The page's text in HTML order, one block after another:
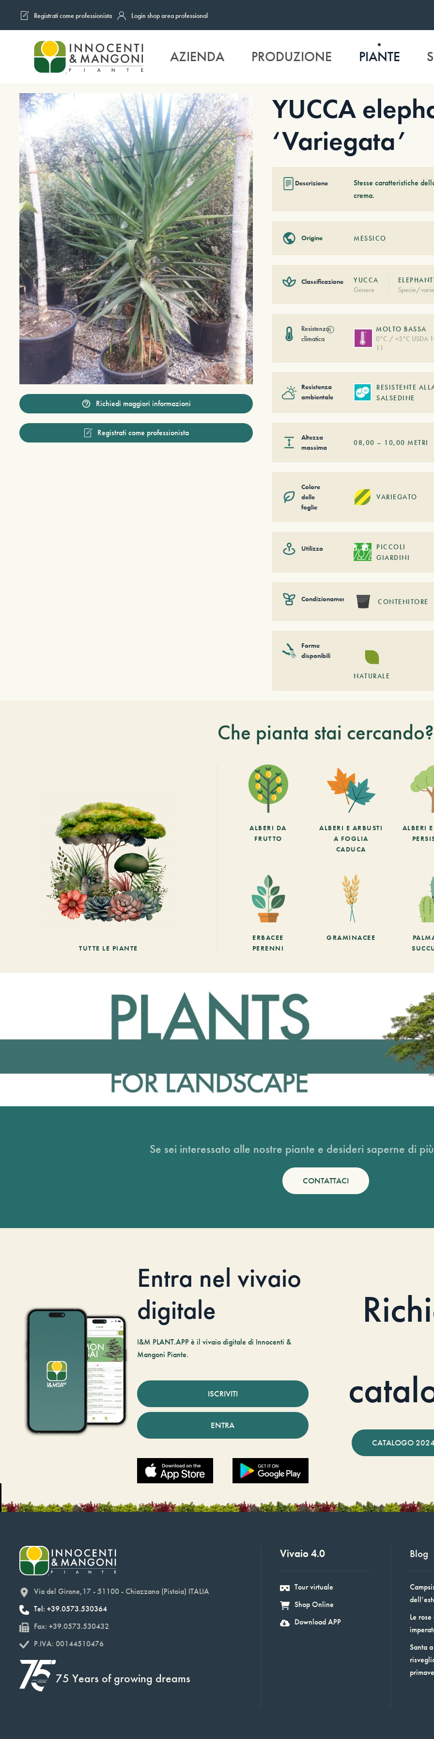
Skip to main content
Registrati come professionista Login shop area professional
AZIENDA PRODUZIONE PIANTE
Richiedi maggiori informazioni
Registrati come professionista
YUCCA
‘Variegata’
Descrizione
Stesse caratteristiche
crema.
Origine MESSICO
Classificazione
YUCCA
Genere
Specie/
Resistenza
climatica
ⓘ
MOLTO BASSA
0°C / +5°C USDA
11
Resistenza
ambientale
RESISTENTE
SALSEDINE
Altezza
massima
08,00 – 10,00 METRI
Colore
delle
foglie
VARIEGATO
Utilizzo
PICCOLI
GIARDINI
Condizionamento CONTENITORE
Forme
disponibili
NATURALE
Che pianta stai cercando?
TUTTE LE PIANTE
ALBERI DA
FRUTTO
ALBERI E ARBUSTI
A FOGLIA
CADUCA
ALBERI
ERBACEE
PERENNI
GRAMINACEE
Se sei interessato alle nostre piante e desideri saperne di
CONTATTACI
Entra nel vivaio
digitale
I&M PLANT.APP è il vivaio digitale di Innocenti &
Mangoni Piante.
ISCRIVITI
ENTRA
CATALOGO
Via del Girone,17 - 51100 - Chiazzano (Pistoia) ITALIA
Tel: +39.0573.530364
Fax: +39.0573.530432
P.IVA: 00144510476
75 Years of growing dreams
Vivaio 4.0
Tour virtuale
Shop Online
Download APP
Blog
Le
Santa